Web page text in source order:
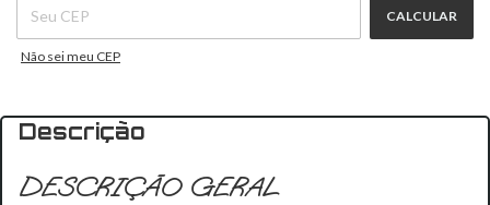
CALCULAR
Não sei meu CEP
Descrição
DESCRIÇÃO GERAL